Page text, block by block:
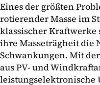
Eines der größten
rotierender Masse im
klassischer
ihre Masseträgheit die
Schwankungen. Mit
aus PV- und
leistungselektronische